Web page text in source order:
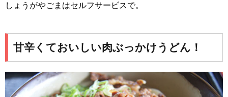
しょうがやごまはセルフサービスで。
甘辛くておいしい肉ぶっかけうどん！